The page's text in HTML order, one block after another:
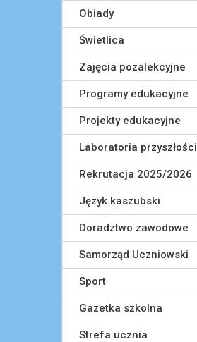
Obiady
Świetlica
Zajęcia pozalekcyjne
Programy edukacyjne
Projekty edukacyjne
Laboratoria przyszłości
Rekrutacja 2025/2026
Język kaszubski
Doradztwo zawodowe
Samorząd Uczniowski
Sport
Gazetka szkolna
Strefa ucznia